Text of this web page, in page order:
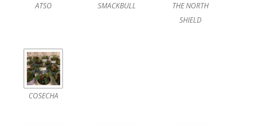
ATSO SMACKBULL
THE NORTH
SHIELD
COSECHA